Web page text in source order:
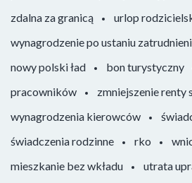
zdalna za granicą
urlop
wynagrodzenie po ustaniu
nowy polski ład
bon turystyczny
pracowników
zmniejszenie renty
wynagrodzenia kierowców
świadczenia rodzinne
rko
mieszkanie bez wkładu
utrata